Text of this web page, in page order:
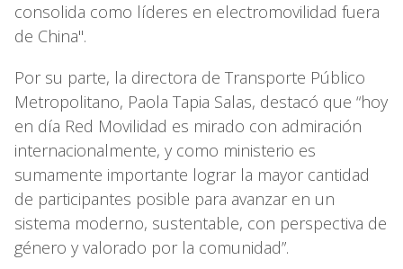
consolida como líderes en electromovilidad fuera
de China".
Por su parte, la directora de Transporte Público
Metropolitano, Paola Tapia Salas, destacó que “hoy
en día Red Movilidad es mirado con admiración
internacionalmente, y como ministerio es
sumamente importante lograr la mayor cantidad
de participantes posible para avanzar en un
sistema moderno, sustentable, con perspectiva de
género y valorado por la comunidad”.